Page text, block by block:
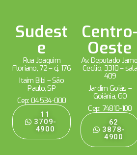
Sudest
e
Rua Joaquim
Floriano, 72 – cj. 176
Itaim Bibi – São
Paulo, SP
Cep: 04534-000
11
3709-
4900
Oeste
Av. Deputado
Cecílio, 3310 – sala
409
Jardim Goiás –
Goiânia, GO
Cep: 74810-100
62
3878-
4900